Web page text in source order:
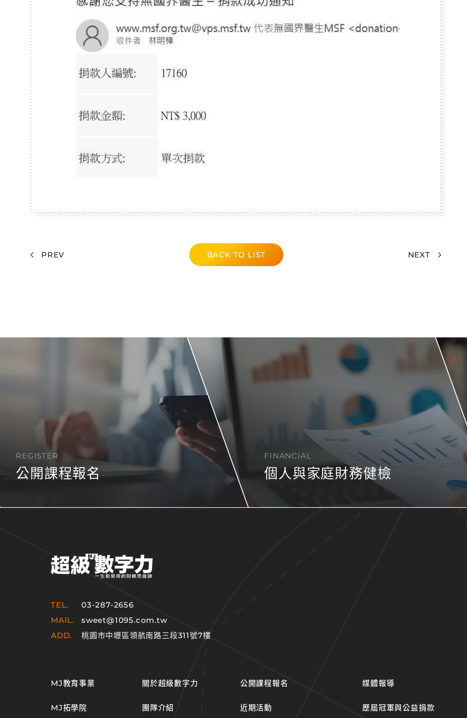
PREV BACK TO LIST NEXT
REGISTER
公開課程報名
FINANCIAL
個人與家庭財務健檢
TEL.
03-287-2656
MAIL.
sweet@1095.com.tw
ADD.
桃園市中壢區領航南路三段311號7樓
MJ教育事業
MJ拓學院
關於超級數字力
團隊介紹
公開課程報名
近期活動
媒體報導
歷屆冠軍與公益捐款